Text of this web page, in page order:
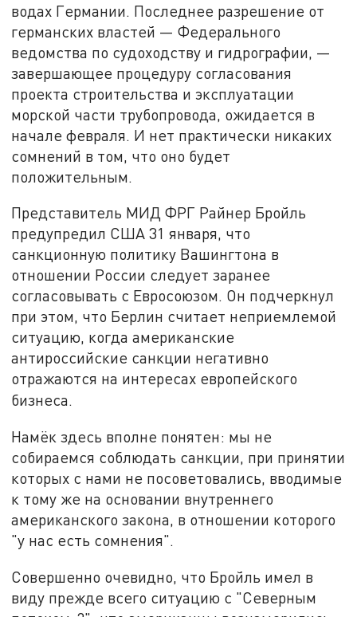
водах Германии. Последнее разрешение от
германских властей — Федерального
ведомства по судоходству и гидрографии, —
завершающее процедуру согласования
проекта строительства и эксплуатации
морской части трубопровода, ожидается в
начале февраля. И нет практически никаких
сомнений в том, что оно будет
положительным.
Представитель МИД ФРГ Райнер Бройль
предупредил США 31 января, что
санкционную политику Вашингтона в
отношении России следует заранее
согласовывать с Евросоюзом. Он подчеркнул
при этом, что Берлин считает неприемлемой
ситуацию, когда американские
антироссийские санкции негативно
отражаются на интересах европейского
бизнеса.
Намёк здесь вполне понятен: мы не
собираемся соблюдать санкции, при принятии
которых с нами не посоветовались, вводимые
к тому же на основании внутреннего
американского закона, в отношении которого
"у нас есть сомнения".
Совершенно очевидно, что Бройль имел в
виду прежде всего ситуацию с "Северным